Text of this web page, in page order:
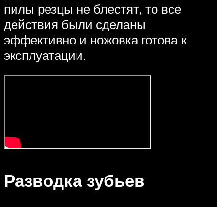
пилы резцы не блестят, то все
действия были сделаны
эффективно и ножовка готова к
эксплуатации.
Разводка зубьев